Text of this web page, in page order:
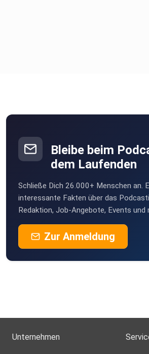
Bleibe beim
dem Laufenden
Schließe Dich 26.000+ Menschen an.
interessante Fakten über das
Redaktion, Job-Angebote, Events und
Zur Anmeldung
Unternehmen